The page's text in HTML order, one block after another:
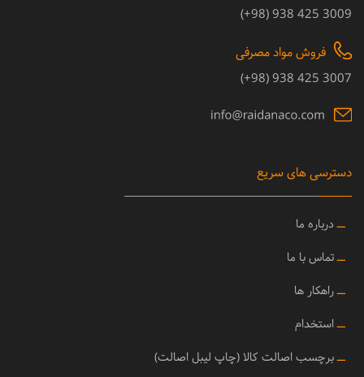
3009 425 938 (98+)
فروش مواد مصرفی
3007 425 938 (98+)
دسترسی های سریع
ــ درباره ما
ــتماس با ما
ــراهکار ها
ــ استخدام
ــبرچسب اصالت کالا (چاپ لیبل اصالت)